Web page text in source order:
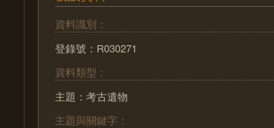
資料識別：
登錄號：R030271
資料類型：
主題：考古遺物
主題與關鍵字：